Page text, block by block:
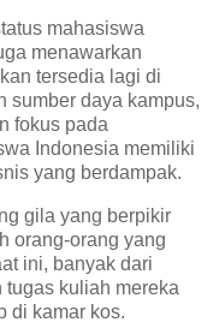
mahasiswa
menawarkan
tersedia lagi di
sumber daya kampus,
fokus pada
Indonesia memiliki
yang berdampak.
gila yang berpikir
orang-orang yang
ini, banyak dari
kuliah mereka
di kamar kos.